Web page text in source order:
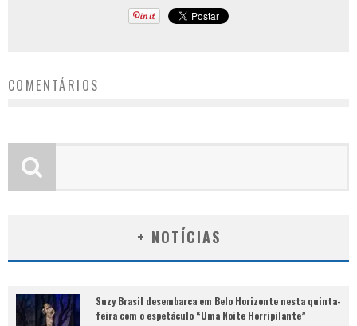
COMENTÁRIOS
+ NOTÍCIAS
Suzy Brasil desembarca em Belo Horizonte nesta quinta-
feira com o espetáculo “Uma Noite Horripilante”